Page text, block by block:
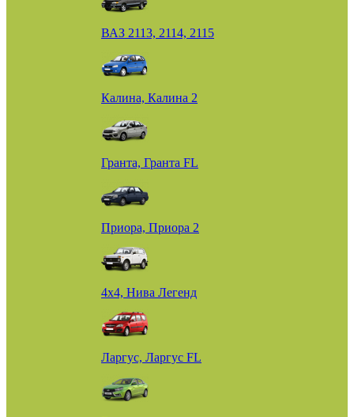
ВАЗ 2113, 2114, 2115
Калина, Калина 2
Гранта, Гранта FL
Приора, Приора 2
4х4, Нива Легенд
Ларгус, Ларгус FL